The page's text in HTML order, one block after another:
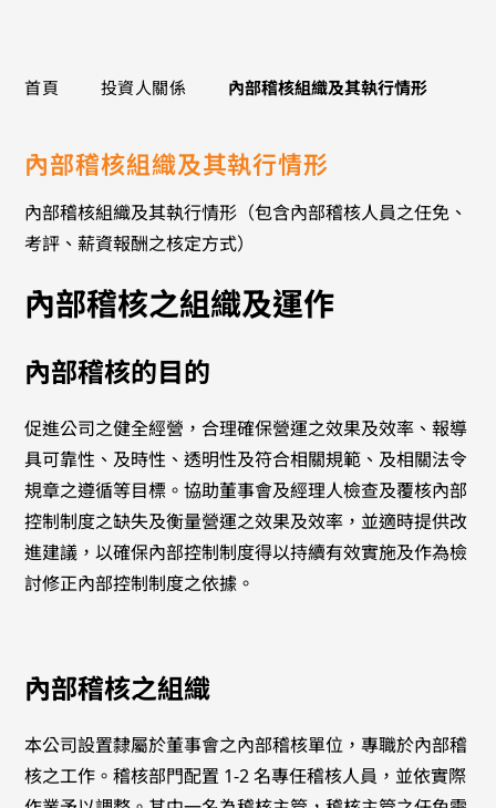
首頁 投資人關係 內部稽核組織及其執行情形
內部稽核組織及其執行情形
內部稽核組織及其執行情形（包含內部稽核人員之任免、
考評、薪資報酬之核定方式）
內部稽核之組織及運作
內部稽核的目的
促進公司之健全經營，合理確保營運之效果及效率、報導
具可靠性、及時性、透明性及符合相關規範、及相關法令
規章之遵循等目標。協助董事會及經理人檢查及覆核內部
控制制度之缺失及衡量營運之效果及效率，並適時提供改
進建議，以確保內部控制制度得以持續有效實施及作為檢
討修正內部控制制度之依據。
內部稽核之組織
本公司設置隸屬於董事會之內部稽核單位，專職於內部稽
核之工作。稽核部門配置 1-2 名專任稽核人員，並依實際